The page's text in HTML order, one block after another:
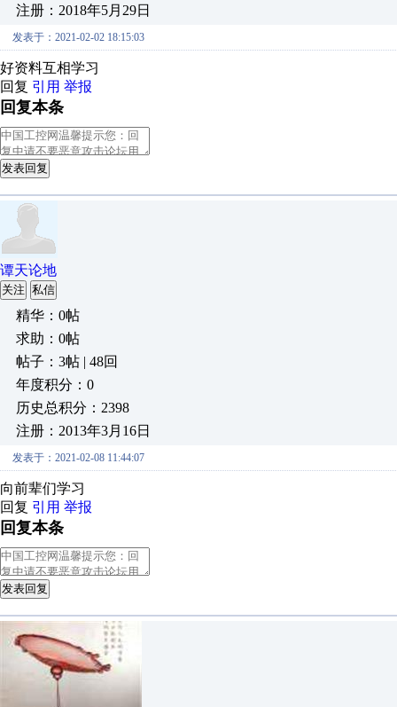
注册：2018年5月29日
发表于：2021-02-02 18:15:03
好资料互相学习
回复 引用 举报
回复本条
发表回复
谭天论地
关注 私信
精华：0帖
求助：0帖
帖子：3帖 | 48回
年度积分：0
历史总积分：2398
注册：2013年3月16日
发表于：2021-02-08 11:44:07
向前辈们学习
回复 引用 举报
回复本条
发表回复